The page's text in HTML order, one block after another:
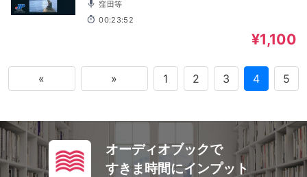
窪田等
00:23:52
¥1,100
« » 1 2 3 4 5
オーディオブックで
すきま時間にインプット